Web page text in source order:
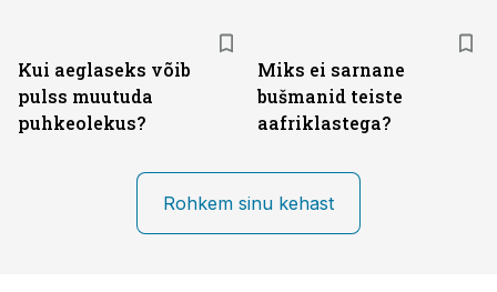
Kui aeglaseks võib
pulss muutuda
puhkeolekus?
Miks ei sarnane
bušmanid teiste
aafriklastega?
Rohkem sinu kehast